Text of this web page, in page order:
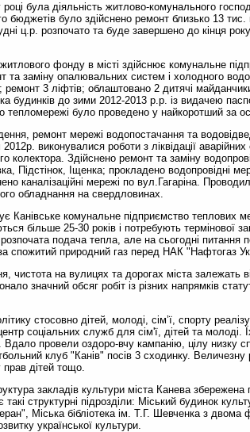
була діяльність житлово-комунального
бюджетів було здійснено ремонт близько 13
ц.р. розпочато та буде завершено до кінця
фонду в місті здійснює комунальне
та заміну опалювальних систем і холодного
3 ліфтів; облаштовано 2 дитячі
будинків до зими 2012-2013 р.р. із видачею
тепломережі було проведено у найкоротший за
ремонт мережі водопостачання та
виконувалися роботи з ліквідації
колектора. Здійснено ремонт та заміну
Підстінок, Іщенка; прокладено водопровідні
каналізаційні мережі по вул.Гагаріна.
обладнання на свердловинах.
Канівське комунальне підприємство теплових
більше 25-30 років і потребують термінової
подача тепла, але на сьогодні питання
за спожитий природний газ перед НАК "Нафтогаз
чистота на вулицях та дорогах міста залежать
значний обсяг робіт із різних напрямків
стосовно дітей, молоді, сім’ї, спорту
соціальних служб для сім'ї, дітей та молоді.
провели оздоро-вчу кампанію, цілу низку
клуб "Канів" посів 3 сходинку. Величезну
прав дітей тощо.
закладів культури міста Канева збережена
структурні підрозділи: Міський будинок
Міська бібліотека ім. Т.Г. Шевченка з двома
української культури.